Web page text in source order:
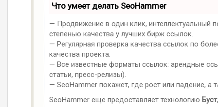
Что умеет делать SeoHammer
— Продвижение в один клик, интеллектуальный
степенью качества у лучших бирж ссылок.
— Регулярная проверка качества ссылок по
качества проекта.
— Все известные форматы ссылок: арендные
статьи, пресс-релизы).
— SeoHammer покажет, где рост или падение, а
SeoHammer еще предоставляет технологиюБуст